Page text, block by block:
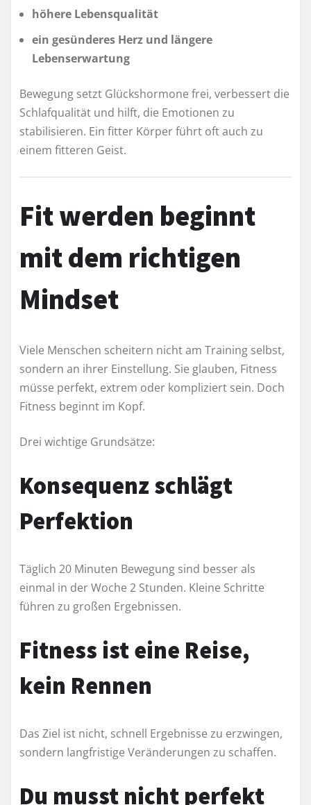
höhere Lebensqualität
ein gesünderes Herz und längere
Lebenserwartung
Bewegung setzt Glückshormone frei, verbessert die
Schlafqualität und hilft, die Emotionen zu
stabilisieren. Ein fitter Körper führt oft auch zu
einem fitteren Geist.
Fit werden beginnt
mit dem richtigen
Mindset
Viele Menschen scheitern nicht am Training selbst,
sondern an ihrer Einstellung. Sie glauben, Fitness
müsse perfekt, extrem oder kompliziert sein. Doch
Fitness beginnt im Kopf.
Drei wichtige Grundsätze:
Konsequenz schlägt
Perfektion
Täglich 20 Minuten Bewegung sind besser als
einmal in der Woche 2 Stunden. Kleine Schritte
führen zu großen Ergebnissen.
Fitness ist eine Reise,
kein Rennen
Das Ziel ist nicht, schnell Ergebnisse zu erzwingen,
sondern langfristige Veränderungen zu schaffen.
Du musst nicht perfekt